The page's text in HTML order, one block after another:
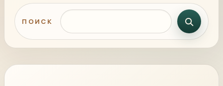
ПОИСК Поиск по сайту